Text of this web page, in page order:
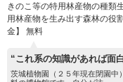
きのこ等の特用林産物の種類
用林産物を生み出す森林の役
金】 無料
“これ系の知識があれば面
茨城植物園（２５年現在閉園中